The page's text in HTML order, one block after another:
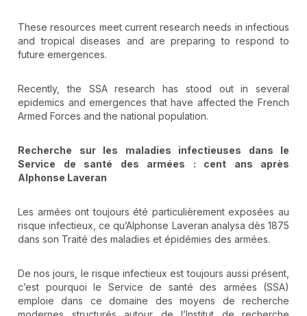
These resources meet current research needs in infectious
and tropical diseases and are preparing to respond to
future emergences.
Recently, the SSA research has stood out in several
epidemics and emergences that have affected the French
Armed Forces and the national population.
Recherche sur les maladies infectieuses dans le
Service de santé des armées : cent ans après
Alphonse Laveran
Les armées ont toujours été particulièrement exposées au
risque infectieux, ce qu’Alphonse Laveran analysa dès 1875
dans son Traité des maladies et épidémies des armées.
De nos jours, le risque infectieux est toujours aussi présent,
c’est pourquoi le Service de santé des armées (SSA)
emploie dans ce domaine des moyens de recherche